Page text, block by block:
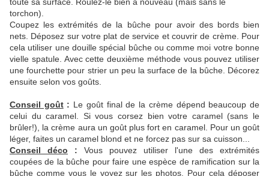
torchon).
Coupez les extrémités de la bûche pour avoir des bords bien
nets. Déposez sur votre plat de service et couvrir de crème. Pour
cela utiliser une douille spécial bûche ou comme moi votre bonne
vielle spatule. Avec cette deuxième méthode vous pouvez utiliser
une fourchette pour strier un peu la surface de la bûche. Décorez
ensuite selon vos goûts.
Conseil goût: Le goût final de la crème dépend beaucoup de
celui du caramel. Si vous corsez bien votre caramel (sans le
brûler!), la crème aura un goût plus fort en caramel. Pour un goût
léger, faites un caramel blond et ne forcez pas sur sa cuisson...
Conseil déco : Vous pouvez utiliser l'une des extrémités
coupées de la bûche pour faire une espèce de ramification sur la
bûche comme vous le voyez sur les photos. Pour cela déposer